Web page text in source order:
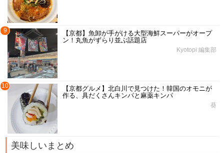
9
【京都】魚卸が手がける大型海鮮スーパーがオープ
ン！丸魚がずらり並ぶ話題店
Kyotopi 編集部
10
【京都グルメ】北白川で見つけた！韓国のオモニが
作る、具だくさんキンパと麻薬キンパ
葵
美味しいまとめ